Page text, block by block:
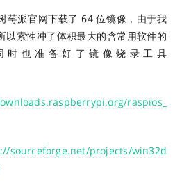
莓派官网下载了 64 位镜像，由于我
以索性冲了体积最大的含常用软件的
时也准备好了镜像烧录工具
raspios_
sourceforge.net/projects/win32d